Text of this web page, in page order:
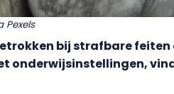
Pexels
bij strafbare
onderwijsinstellingen,